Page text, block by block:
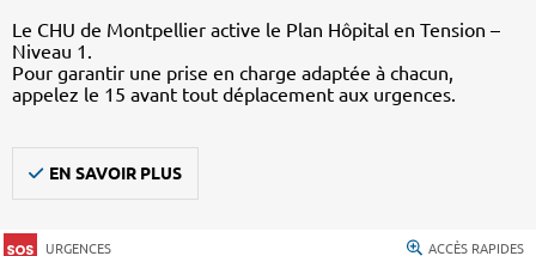
Le CHU de Montpellier active le Plan Hôpital en Tension –
Niveau 1.
Pour garantir une prise en charge adaptée à chacun,
appelez le 15 avant tout déplacement aux urgences.
EN SAVOIR PLUS
URGENCES ACCÈS RAPIDES